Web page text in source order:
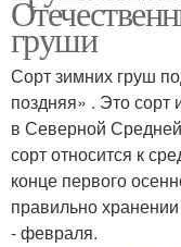
груши
Сорт зимних груш
поздняя» . Это
в Северной
сорт относится к
конце первого
правильно
- февраля.